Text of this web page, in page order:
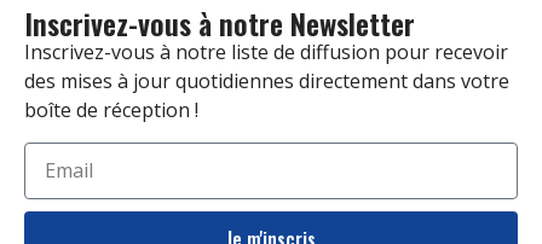
Inscrivez-vous à notre Newsletter
Inscrivez-vous à notre liste de diffusion pour recevoir
des mises à jour quotidiennes directement dans votre
boîte de réception !